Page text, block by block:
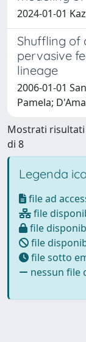
2024-01-01
Shuffling of
pervasive
lineage
2006-01-01
Pamela;
Mostrati risultati
di 8
Legenda
file ad
file
file
file
file sotto
nessun file